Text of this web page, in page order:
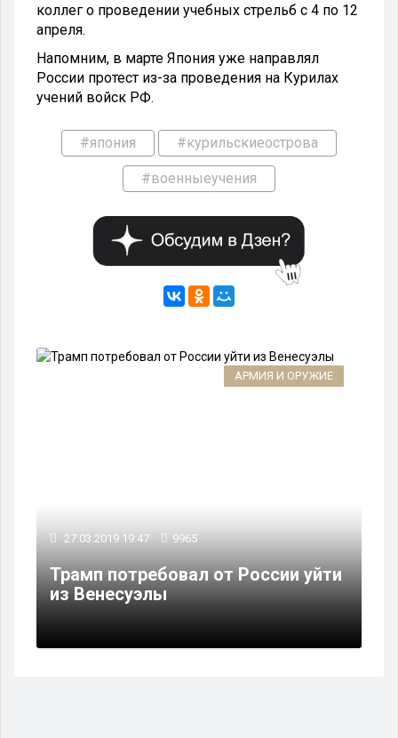
коллег о проведении учебных стрельб с 4 по 12
апреля.
Напомним, в марте Япония уже направлял
России протест из-за проведения на Курилах
учений войск РФ.
#япония #курильскиеострова
#военныеучения
АРМИЯ И ОРУЖИЕ
27.03.2019 19:47 9965
Трамп потребовал от России уйти
из Венесуэлы